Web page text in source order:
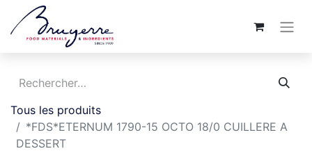
Tous les produits
*FDS*ETERNUM 1790-15 OCTO 18/0 CUILLERE A
DESSERT